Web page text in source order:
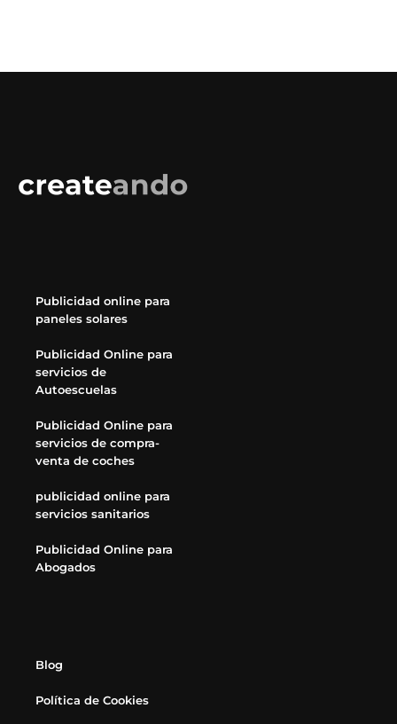
Publicidad online para
paneles solares
Publicidad Online para
servicios de
Autoescuelas
Publicidad Online para
servicios de compra-
venta de coches
publicidad online para
servicios sanitarios
Publicidad Online para
Abogados
Blog
Política de Cookies